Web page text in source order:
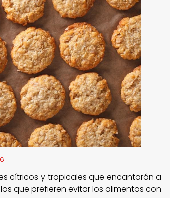
cítricos y tropicales que encantarán a
que prefieren evitar los alimentos con